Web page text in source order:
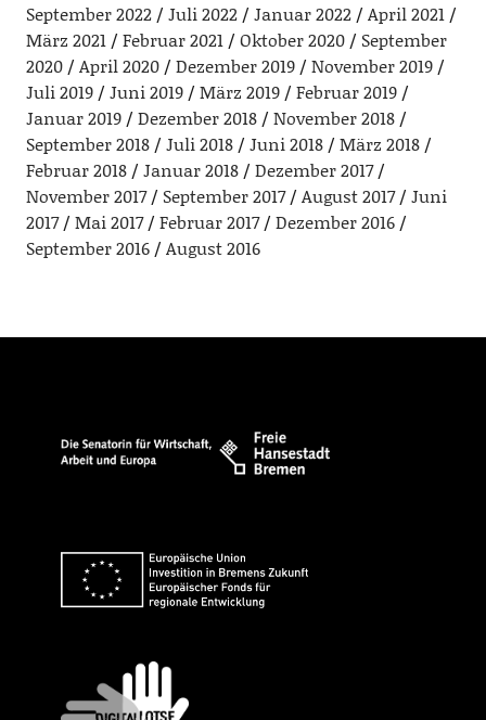
September 2022 Juli 2022 Januar 2022
April 2021
März 2021
Februar 2021 Oktober 2020
September
2020
April 2020 Dezember 2019
November 2019
Juli 2019
Juni 2019 März 2019
Februar 2019
Januar 2019
Dezember 2018
November 2018
September 2018
Juli 2018 Juni 2018
März 2018
Februar 2018
Januar 2018
Dezember 2017
November 2017
September 2017 August 2017
Juni
2017
Mai 2017 Februar 2017
Dezember 2016
September 2016
August 2016